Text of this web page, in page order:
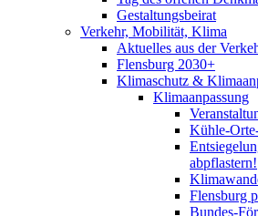
Gestaltungsbeirat
Verkehr, Mobilität, Klima
Aktuelles aus der
Flensburg 2030+
Klimaschutz &
Klimaanpassung
Kühle-
abpflastern!
Flensburg
Bundes-